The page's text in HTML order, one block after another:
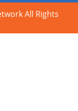
All Rights